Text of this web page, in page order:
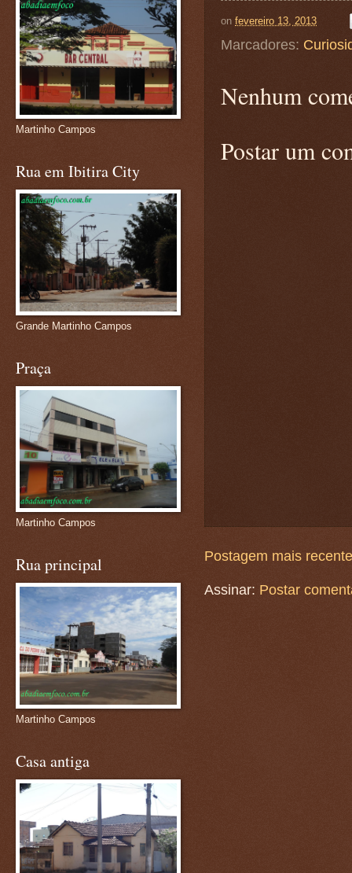
on fevereiro 13, 2013
Marcadores:
Nenhum
Postar um
Postagem mais recente
Assinar: Postar
Martinho Campos
Rua em Ibitira City
Grande Martinho Campos
Praça
Martinho Campos
Rua principal
Martinho Campos
Casa antiga